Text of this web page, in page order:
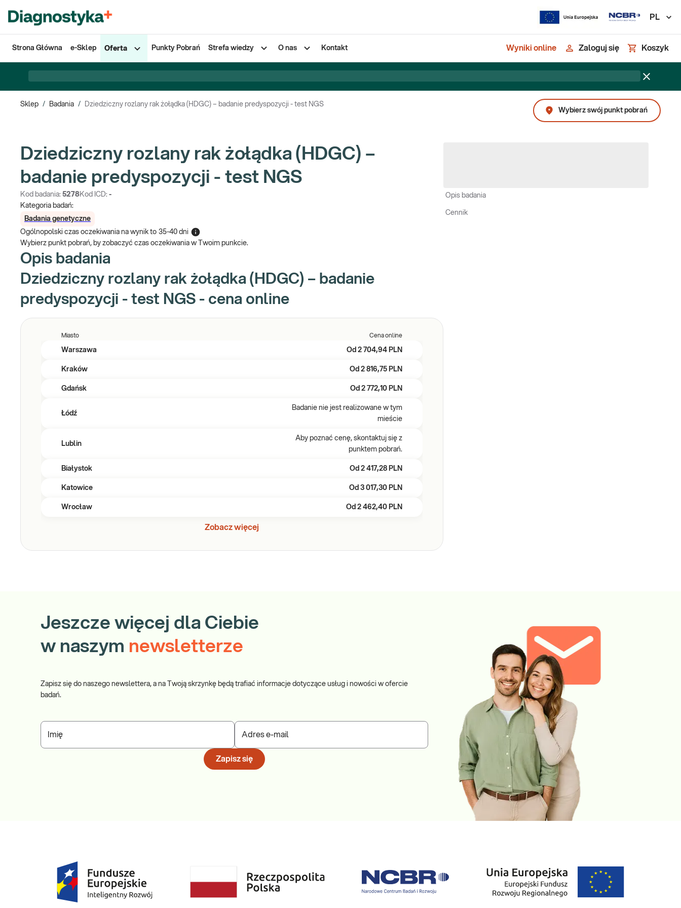
PL
Strona Główna e-Sklep Oferta Punkty Pobrań Strefa wiedzy O nas Kontakt Wyniki online Zaloguj się Koszyk
Sklep / Badania /
Dziedziczny rozlany rak żołądka (HDGC) – badanie predyspozycji - test NGS
Wybierz swój punkt pobrań
Dziedziczny rozlany rak żołądka (HDGC) –
badanie predyspozycji - test NGS
Kod badania: 5278Kod ICD: -
Kategoria badań:
Badania genetyczne
Ogólnopolski czas oczekiwania na wynik to 35-40 dni
Wybierz punkt pobrań, by zobaczyć czas oczekiwania w Twoim punkcie.
Opis badania
Dziedziczny rozlany rak żołądka (HDGC) – badanie
predyspozycji - test NGS - cena online
Miasto Cena online
Warszawa Od 2 704,94 PLN
Kraków Od 2 816,75 PLN
Gdańsk Od 2 772,10 PLN
Łódź
Badanie nie jest realizowane w tym
mieście
Lublin
Aby poznać cenę, skontaktuj się z
punktem pobrań.
Białystok Od 2 417,28 PLN
Katowice Od 3 017,30 PLN
Wrocław Od 2 462,40 PLN
Zobacz więcej
Opis badania
Cennik
Jeszcze więcej dla Ciebie
w naszym newsletterze
Zapisz się do naszego newslettera, a na Twoją skrzynkę będą trafiać informacje dotyczące usług i nowości w ofercie
badań.
Imię Adres e-mail
Zapisz się